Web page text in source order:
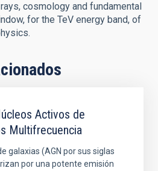
cosmology and fundamental
for the TeV energy band, of
Activos de
Multifrecuencia
galaxias (AGN por sus siglas
por una potente emisión